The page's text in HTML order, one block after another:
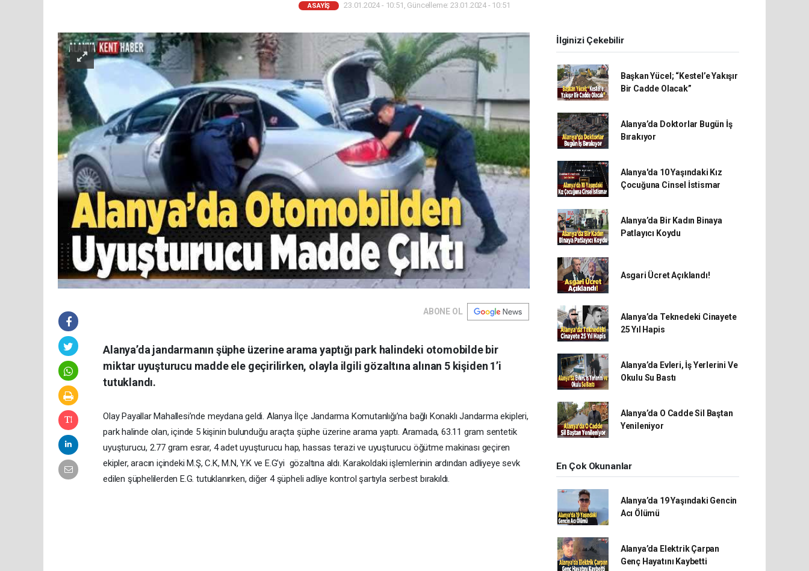
ASAYIŞ 23.01.2024 - 10:51, Güncelleme: 23.01.2024 - 10:51
ABONE OL
Alanya’da jandarmanın şüphe üzerine arama yaptığı park halindeki otomobilde bir
miktar uyuşturucu madde ele geçirilirken, olayla ilgili gözaltına alınan 5 kişiden 1’i
tutuklandı.
Olay Payallar Mahallesi’nde meydana geldi. Alanya İlçe Jandarma Komutanlığı’na bağlı Konaklı Jandarma ekipleri,
park halinde olan, içinde 5 kişinin bulunduğu araçta şüphe üzerine arama yaptı. Aramada, 63.11 gram sentetik
uyuşturucu, 2.77 gram esrar, 4 adet uyuşturucu hap, hassas terazi ve uyuşturucu öğütme makinası geçiren
ekipler, aracın içindeki M.Ş, C.K, M.N, Y.K ve E.G’yi gözaltına aldı. Karakoldaki işlemlerinin ardından adliyeye sevk
edilen şüphelilerden E.G. tutuklanırken, diğer 4 şüpheli adliye kontrol şartıyla serbest bırakıldı.
İlginizi Çekebilir
Başkan Yücel; “Kestel’e Yakışır
Bir Cadde Olacak”
Alanya’da Doktorlar Bugün İş
Bırakıyor
Alanya'da 10 Yaşındaki Kız
Çocuğuna Cinsel İstismar
Alanya’da Bir Kadın Binaya
Patlayıcı Koydu
Asgari Ücret Açıklandı!
Alanya’da Teknedeki Cinayete
25 Yıl Hapis
Alanya’da Evleri, İş Yerlerini Ve
Okulu Su Bastı
Alanya’da O Cadde Sil Baştan
Yenileniyor
En Çok Okunanlar
Alanya’da 19 Yaşındaki Gencin
Acı Ölümü
Alanya’da Elektrik Çarpan
Genç Hayatını Kaybetti